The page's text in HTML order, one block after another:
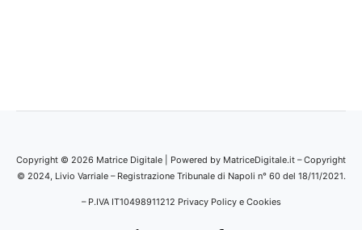
Copyright © 2026 Matrice Digitale | Powered by MatriceDigitale.it – Copyright
© 2024, Livio Varriale – Registrazione Tribunale di Napoli n° 60 del 18/11/2021.
– P.IVA IT10498911212 Privacy Policy e Cookies